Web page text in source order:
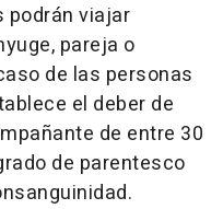
podrán viajar
pareja o
de las personas
el deber de
de entre 30
de parentesco